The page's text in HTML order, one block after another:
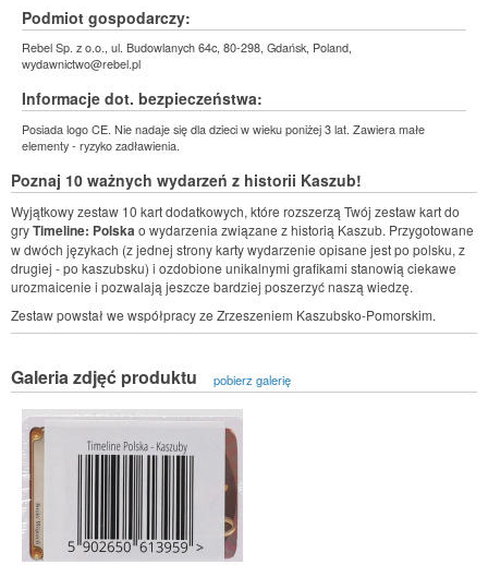
Podmiot gospodarczy:
Rebel Sp. z o.o., ul. Budowlanych 64c, 80-298, Gdańsk, Poland,
wydawnictwo@rebel.pl
Informacje dot. bezpieczeństwa:
Posiada logo CE. Nie nadaje się dla dzieci w wieku poniżej 3 lat. Zawiera małe
elementy - ryzyko zadławienia.
Poznaj 10 ważnych wydarzeń z historii Kaszub!
Wyjątkowy zestaw 10 kart dodatkowych, które rozszerzą Twój zestaw kart do
gryTimeline: Polskao wydarzenia związane z historią Kaszub. Przygotowane
w dwóch językach (z jednej strony karty wydarzenie opisane jest po polsku, z
drugiej - po kaszubsku) i ozdobione unikalnymi grafikami stanowią ciekawe
urozmaicenie i pozwalają jeszcze bardziej poszerzyć naszą wiedzę.
Zestaw powstał we współpracy ze Zrzeszeniem Kaszubsko-Pomorskim.
Galeria zdjęć produktu pobierz galerię